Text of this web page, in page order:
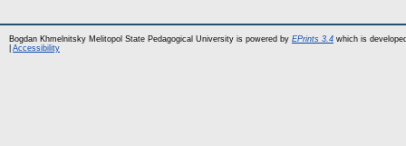
Bogdan Khmelnitsky Melitopol State Pedagogical University is powered by EPrints 3.4 which is
Accessibility